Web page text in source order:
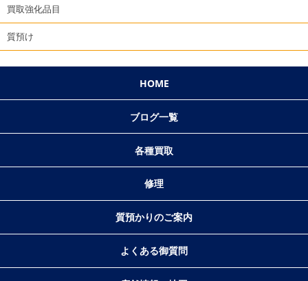
買取強化品目
質預け
HOME
ブログ一覧
各種買取
修理
質預かりのご案内
よくある御質問